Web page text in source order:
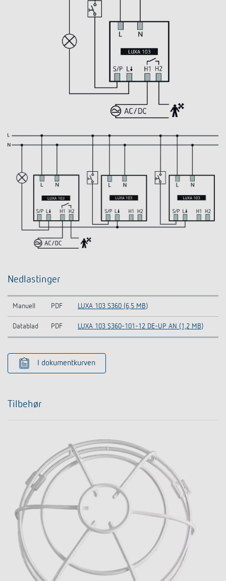
Nedlastinger
Manuell PDF LUXA 103 S360 (6,5 MB)
Datablad PDF LUXA 103 S360-101-12 DE-UP AN (1,2 MB)
I dokumentkurven
Tilbehør